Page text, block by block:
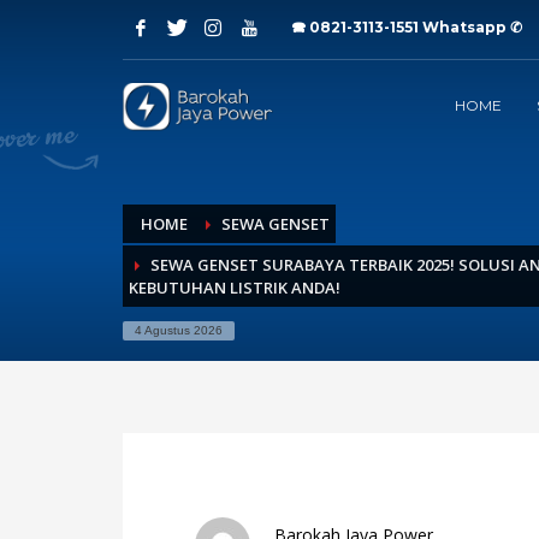
Archives
Juli 2026
Maret 2026
Februari 2026
Januari 2026
Desember 2025
November 2025
🕿 0821-3113-1551 Whatsapp ✆
HOME
HOME
SEWA GENSET
SEWA GENSET SURABAYA TERBAIK 2025! SOLUSI
KEBUTUHAN LISTRIK ANDA!
4 Agustus 2026